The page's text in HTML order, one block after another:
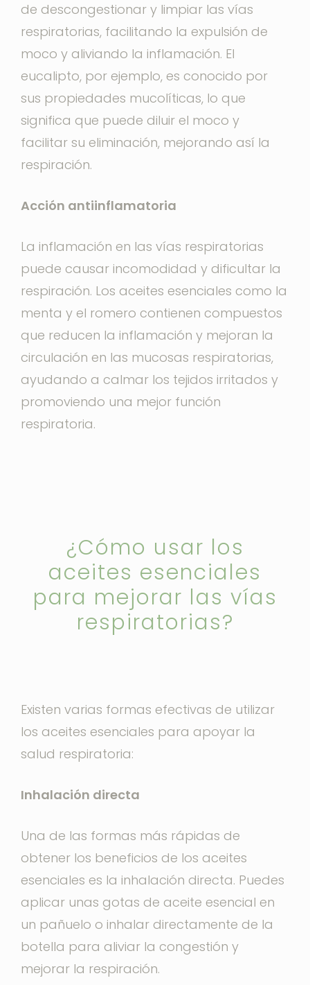
de descongestionar y limpiar las vías
respiratorias, facilitando la expulsión de
moco y aliviando la inflamación. El
eucalipto, por ejemplo, es conocido por
sus propiedades mucolíticas, lo que
significa que puede diluir el moco y
facilitar su eliminación, mejorando así la
respiración.
Acción antiinflamatoria
La inflamación en las vías respiratorias
puede causar incomodidad y dificultar la
respiración. Los aceites esenciales como la
menta y el romero contienen compuestos
que reducen la inflamación y mejoran la
circulación en las mucosas respiratorias,
ayudando a calmar los tejidos irritados y
promoviendo una mejor función
respiratoria.
¿Cómo usar los
aceites esenciales
para mejorar las vías
respiratorias?
Existen varias formas efectivas de utilizar
los aceites esenciales para apoyar la
salud respiratoria:
Inhalación directa
Una de las formas más rápidas de
obtener los beneficios de los aceites
esenciales es la inhalación directa. Puedes
aplicar unas gotas de aceite esencial en
un pañuelo o inhalar directamente de la
botella para aliviar la congestión y
mejorar la respiración.